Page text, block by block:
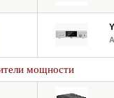
мощности